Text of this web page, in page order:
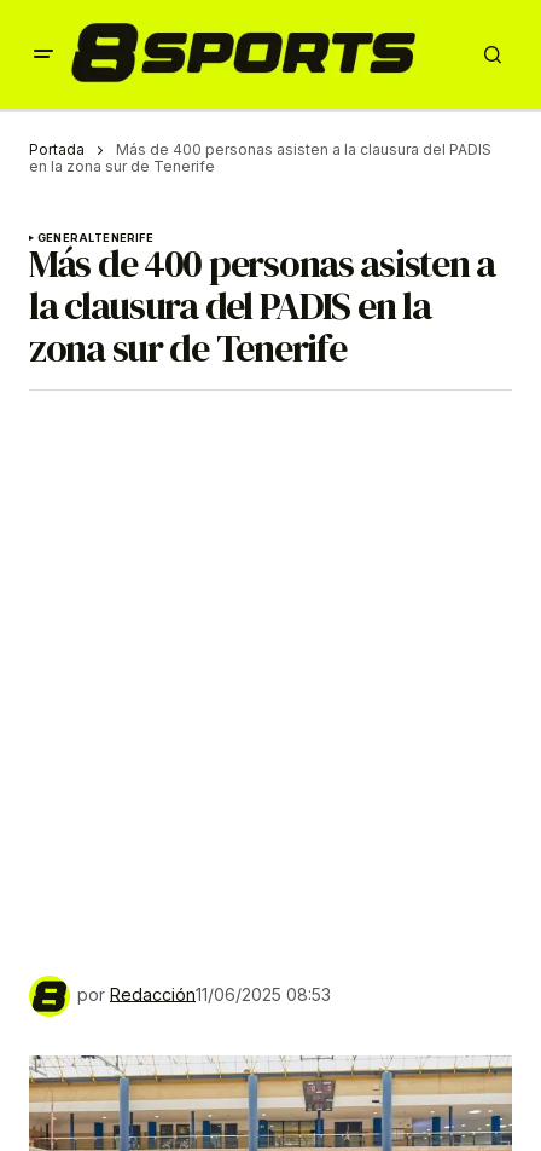
Portada
Más de 400 personas asisten a la clausura del PADIS
en la zona sur de Tenerife
GENERALTENERIFE
Más de 400 personas asisten a
la clausura del PADIS en la
zona sur de Tenerife
por Redacción11/06/2025 08:53